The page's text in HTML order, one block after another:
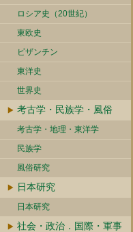
ロシア史（20世紀）
東欧史
ビザンチン
東洋史
世界史
考古学・民族学・風俗
考古学・地理・東洋学
民族学
風俗研究
日本研究
日本研究
社会・政治．国際・軍事